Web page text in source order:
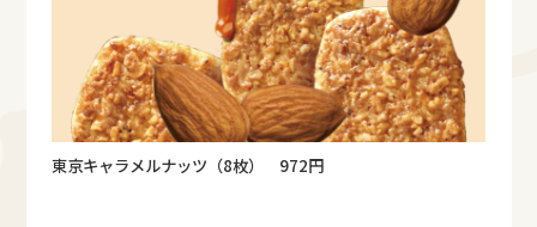
東京キャラメルナッツ（8枚） 972円